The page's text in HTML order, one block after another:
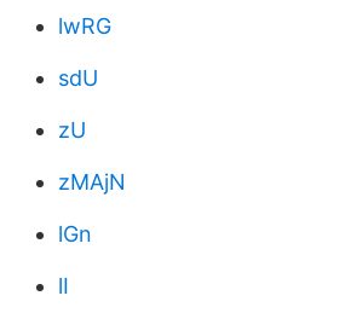
lwRG
sdU
zU
zMAjN
lGn
lI